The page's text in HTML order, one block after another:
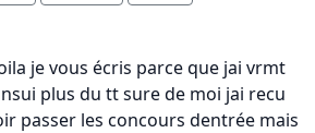
je vous écris parce que jai vrmt
plus du tt sure de moi jai recu
passer les concours dentrée mais